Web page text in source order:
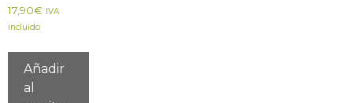
17,90€ IVA
incluido
Añadir
al